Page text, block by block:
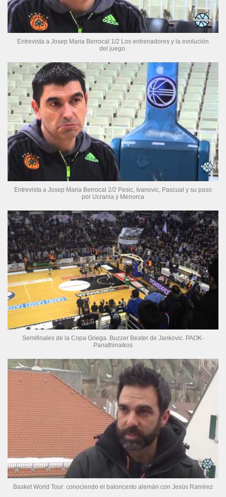
Entrevista a Josep Maria Berrocal 1/2 Los entrenadores y la evolución
del juego.
Entrevista a Josep Maria Berrocal 2/2 Pesic, Ivanovic, Pascual y su paso
por Ucrania y Menorca
Semifinales de la Copa Griega. Buzzer Beater de Jankovic. PAOK-
Panathinaikos
Basket World Tour: conociendo el baloncesto alemán con Jesús Ramírez